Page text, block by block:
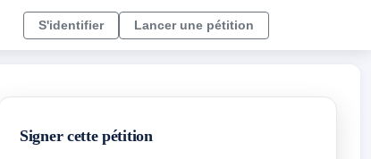
S'identifier Lancer une pétition
Signer cette pétition